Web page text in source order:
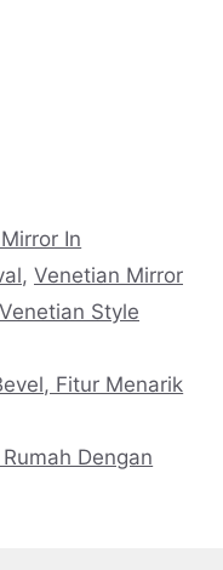
In
, Venetian Mirror
Venetian Style
Fitur Menarik
Dengan